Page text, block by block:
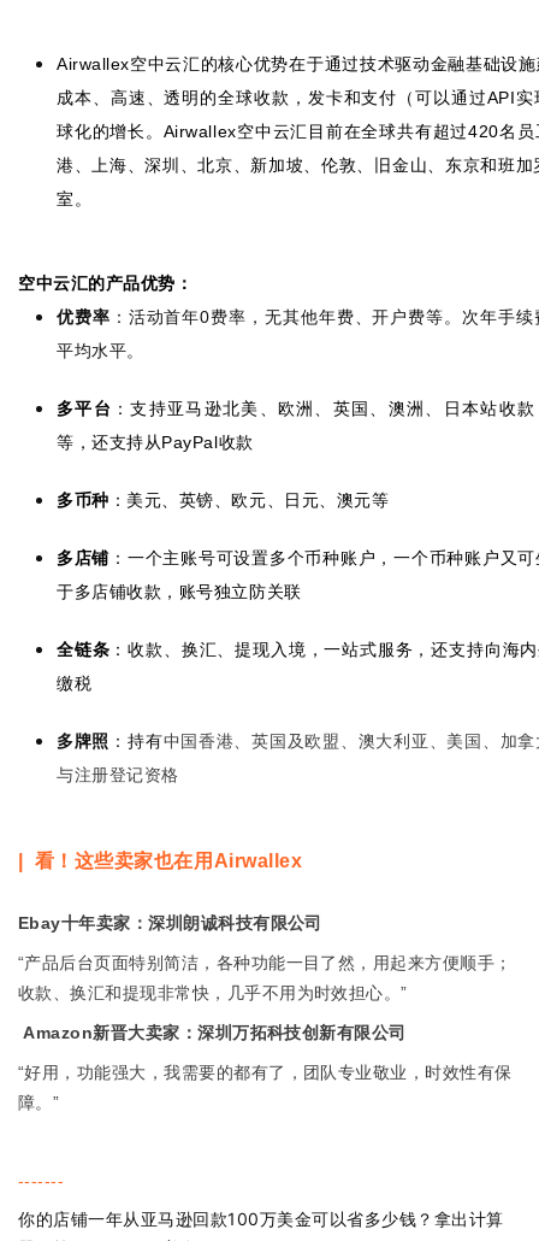
推
Airwallex空中云汇的核心优势在于通过技术驱动金融基础设
成本、高速、透明的全球收款，发卡和支付（可以通过API实
球化的增长。 Airwallex空中云汇目前在全球共有超过420名员
港、上海、深圳、北京、新加坡、伦敦、旧金山、东京和班加
室。
空中云汇的产品优势：
优费率 ：活动首年0费率，无其他年费、开户费等。次年手
平均水平。
多平台 ：支持亚马逊北美、欧洲、英国、澳洲、日本站收
等，还支持从PayPal收款
多币种 ：美元、英镑、欧元、日元、澳元等
多店铺 ：一个主账号可设置多个币种账户，一个币种账户又
于多店铺收款，账号独立防关联
全链条 ：收款、换汇、提现入境，一站式服务，还支持向海
缴税
多牌照 ：持有中国香港、英国及欧盟、澳大利亚、美国、加
与注册登记资格
看！这些卖家也在用Airwallex
Ebay十年卖家：深圳朗诚科技有限公司
“产品后台页面特别简洁，各种功能一目了然，用起来方便顺手；
收款、换汇和提现非常快，几乎不用为时效担心。”
Amazon新晋大卖家：深圳万拓科技创新有限公司
“好用，功能强大，我需要的都有了，团队专业敬业，时效性有保
障。 ”
-------
你的店铺一年从亚马逊回款100万美金可以省多少钱？拿出计算